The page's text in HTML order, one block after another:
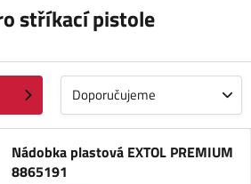
stříkací pistole
Doporučujeme
Nádobka plastová EXTOL PREMIUM
8865191